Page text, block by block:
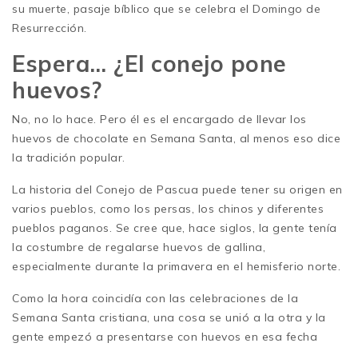
su muerte, pasaje bíblico que se celebra el Domingo de
Resurrección.
Espera… ¿El conejo pone
huevos?
No, no lo hace. Pero él es el encargado de llevar los
huevos de chocolate en Semana Santa, al menos eso dice
la tradición popular.
La historia del Conejo de Pascua puede tener su origen en
varios pueblos, como los persas, los chinos y diferentes
pueblos paganos. Se cree que, hace siglos, la gente tenía
la costumbre de regalarse huevos de gallina,
especialmente durante la primavera en el hemisferio norte.
Como la hora coincidía con las celebraciones de la
Semana Santa cristiana, una cosa se unió a la otra y la
gente empezó a presentarse con huevos en esa fecha